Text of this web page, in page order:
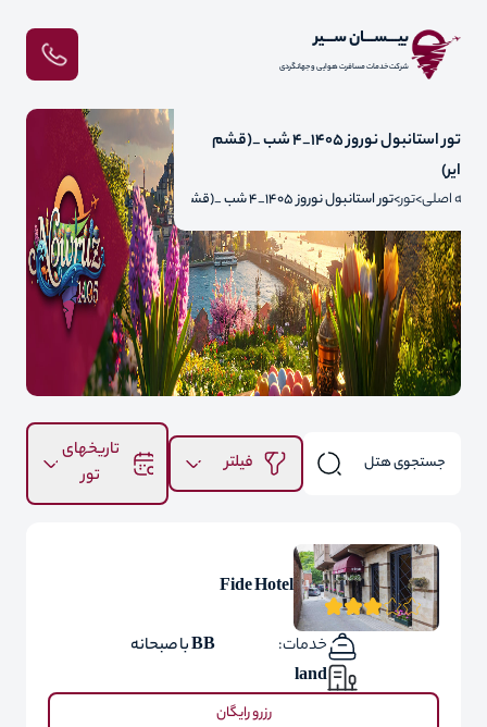
بیـــســـان ســـیر
شرکت خدمات مسافرت هوایی و جهانگردی
تور استانبول نوروز 1405_4 شب _(قشم
ایر)
اصلی تور تور استانبول نوروز 1405_4 شب _(قشم ایر)
فیلتر
تاریخهای
تور
Fide Hotel
خدمات:
BB با صبحانه
land
رزرو رایگان